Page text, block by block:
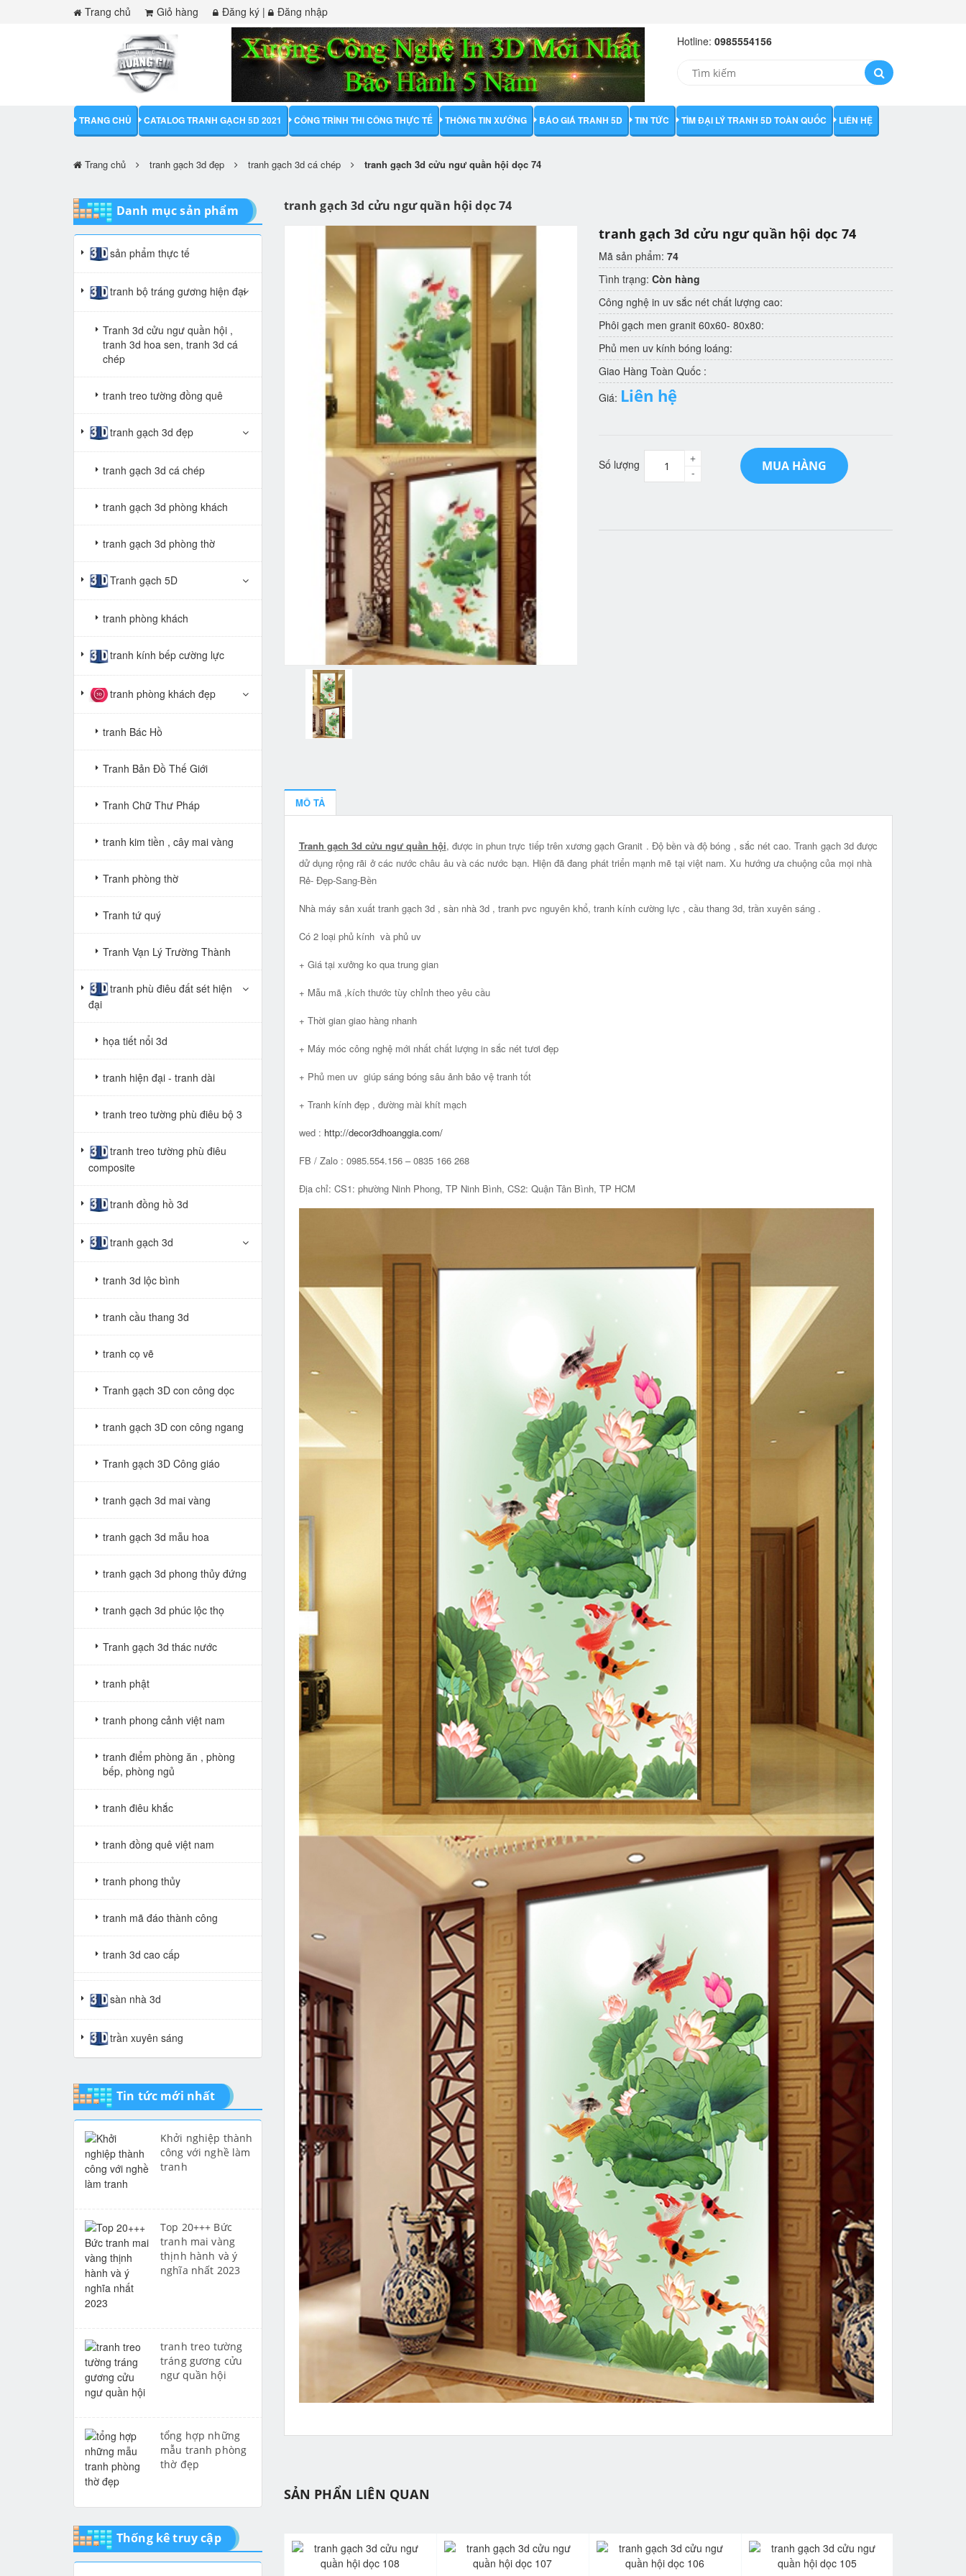
Trang chủ Giỏ hàng Đăng ký | Đăng nhập
Hotline: 0985554156
TRANG CHỦ CATALOG TRANH GẠCH 5D 2021 CÔNG TRÌNH THI CÔNG THỰC TẾ THÔNG TIN XƯỞNG BÁO GIÁ TRANH 5D TIN TỨC TÌM ĐẠI LÝ TRANH 5D TOÀN QUỐC LIÊN HỆ
Trang chủ tranh gạch 3d đẹp tranh gạch 3d cá chép tranh gạch 3d cửu ngư quần hội dọc 74
tranh gạch 3d cửu ngư quần hội dọc 74
tranh gạch 3d cửu ngư quần hội dọc 74
Mã sản phẩm:74
Tình trạng:Còn hàng
Công nghệ in uv sắc nét chất lượng cao:
Phôi gạch men granit 60x60- 80x80:
Phủ men uv kính bóng loáng:
Giao Hàng Toàn Quốc :
Giá: Liên hệ
Số lượng
-
+ MUA HÀNG
MÔ TẢ
Tranh gạch 3d cửu ngư quần hội, được in phun trực tiếp trên xương gạch Granit . Độ bền và độ bóng , sắc nét cao. Tranh gạch 3d được
dử dụng rộng rãi ở các nước châu âu và các nước bạn. Hiện đã đang phát triển mạnh mẽ tại việt nam. Xu hướng ưa chuộng của mọi nhà
Rẻ- Đẹp-Sang-Bền
Nhà máy sản xuất tranh gạch 3d , sàn nhà 3d , tranh pvc nguyên khổ, tranh kính cường lực , cầu thang 3d, trần xuyên sáng .
Có 2 loại phủ kính và phủ uv
+ Giá tại xưởng ko qua trung gian
+ Mẫu mã ,kích thước tùy chỉnh theo yêu cầu
+ Thời gian giao hàng nhanh
+ Máy móc công nghệ mới nhất chất lượng in sắc nét tươi đẹp
+ Phủ men uv giúp sáng bóng sâu ảnh bảo vệ tranh tốt
+ Tranh kính đẹp , đường mài khít mạch
wed : http://decor3dhoanggia.com/
FB / Zalo : 0985.554.156 – 0835 166 268
Địa chỉ: CS1: phường Ninh Phong, TP Ninh Bình, CS2: Quận Tân Bình, TP HCM
SẢN PHẨN LIÊN QUAN
Danh mục sản phẩm
sản phẩm thực tế
tranh bộ tráng gương hiện đại
Tranh 3d cửu ngư quần hội ,
tranh 3d hoa sen, tranh 3d cá
chép
tranh treo tường đồng quê
tranh gạch 3d đẹp
tranh gạch 3d cá chép
tranh gạch 3d phòng khách
tranh gạch 3d phòng thờ
Tranh gạch 5D
tranh phòng khách
tranh kính bếp cường lực
tranh phòng khách đẹp
tranh Bác Hồ
Tranh Bản Đồ Thế Giới
Tranh Chữ Thư Pháp
tranh kim tiền , cây mai vàng
Tranh phòng thờ
Tranh tứ quý
Tranh Vạn Lý Trường Thành
tranh phù điêu đất sét hiện
đại
họa tiết nổi 3d
tranh hiện đại - tranh dài
tranh treo tường phù điêu bộ 3
tranh treo tường phù điêu
composite
tranh đồng hồ 3d
tranh gạch 3d
tranh 3d lộc bình
tranh cầu thang 3d
tranh cọ vẽ
Tranh gạch 3D con công dọc
tranh gạch 3D con công ngang
Tranh gạch 3D Công giáo
tranh gạch 3d mai vàng
tranh gạch 3d mẫu hoa
tranh gạch 3d phong thủy đứng
tranh gạch 3d phúc lộc thọ
Tranh gạch 3d thác nước
tranh phật
tranh phong cảnh việt nam
tranh điểm phòng ăn , phòng
bếp, phòng ngủ
tranh điêu khắc
tranh đồng quê việt nam
tranh phong thủy
tranh mã đáo thành công
tranh 3d cao cấp
tranh gạch 3d thuận buồm xuôi
gió
tranh giả ngọc
sàn nhà 3d
trần xuyên sáng
Tin tức mới nhất
Khởi nghiệp thành
công với nghề làm
tranh
Top 20+++ Bức
tranh mai vàng
thịnh hành và ý
nghĩa nhất 2023
tranh treo tường
tráng gương cửu
ngư quần hội
tổng hợp những
mẫu tranh phòng
thờ đẹp
Thống kê truy cập